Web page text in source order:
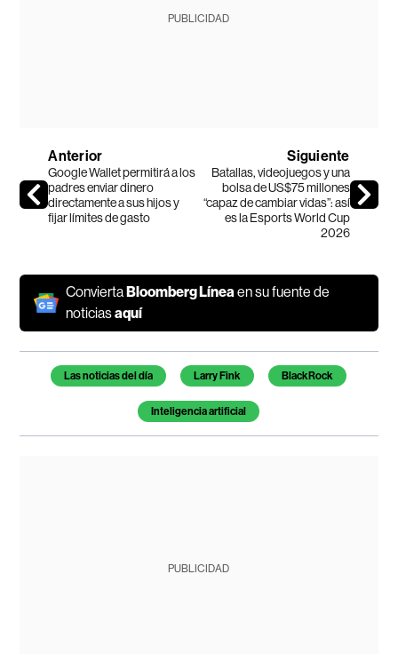
PUBLICIDAD
Anterior
Google Wallet permitirá a los
padres enviar dinero
directamente a sus hijos y
fijar límites de gasto
Siguiente
Batallas, videojuegos y una
bolsa de US$75 millones
“capaz de cambiar vidas”: así
es la Esports World Cup
2026
ConviertaBloomberg Líneaen su fuente de
noticiasaquí
Temas de este artículo
Las noticias del día Larry Fink BlackRock
Inteligencia artificial
PUBLICIDAD